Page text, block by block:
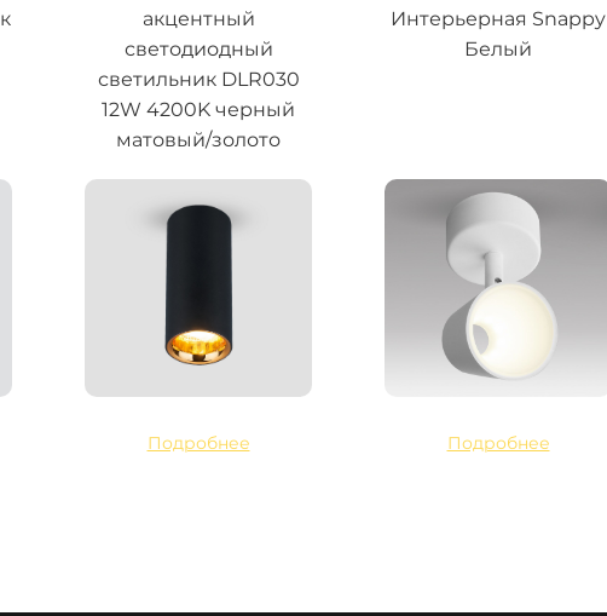
акцентный
светодиодный
светильник DLR030
12W 4200K черный
матовый/золото
Подробнее
Интерьерная Snappy
Белый
Подробнее